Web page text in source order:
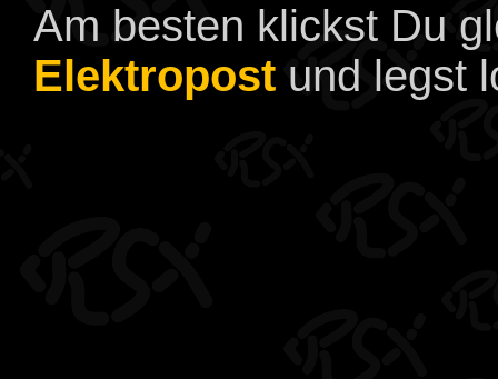
Am besten klickst Du
Elektropostund legst